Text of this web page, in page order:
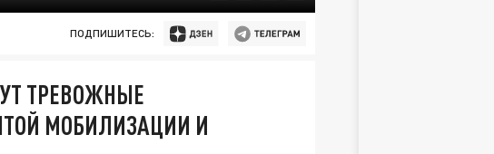
ПОДПИШИТЕСЬ:
ТРЕВОЖНЫЕ
МОБИЛИЗАЦИИ И